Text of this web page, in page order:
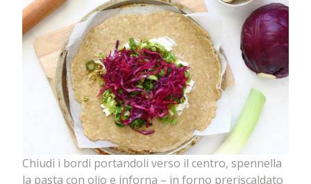
Chiudi i bordi portandoli verso il centro, spennella
la pasta con olio e inforna – in forno preriscaldato